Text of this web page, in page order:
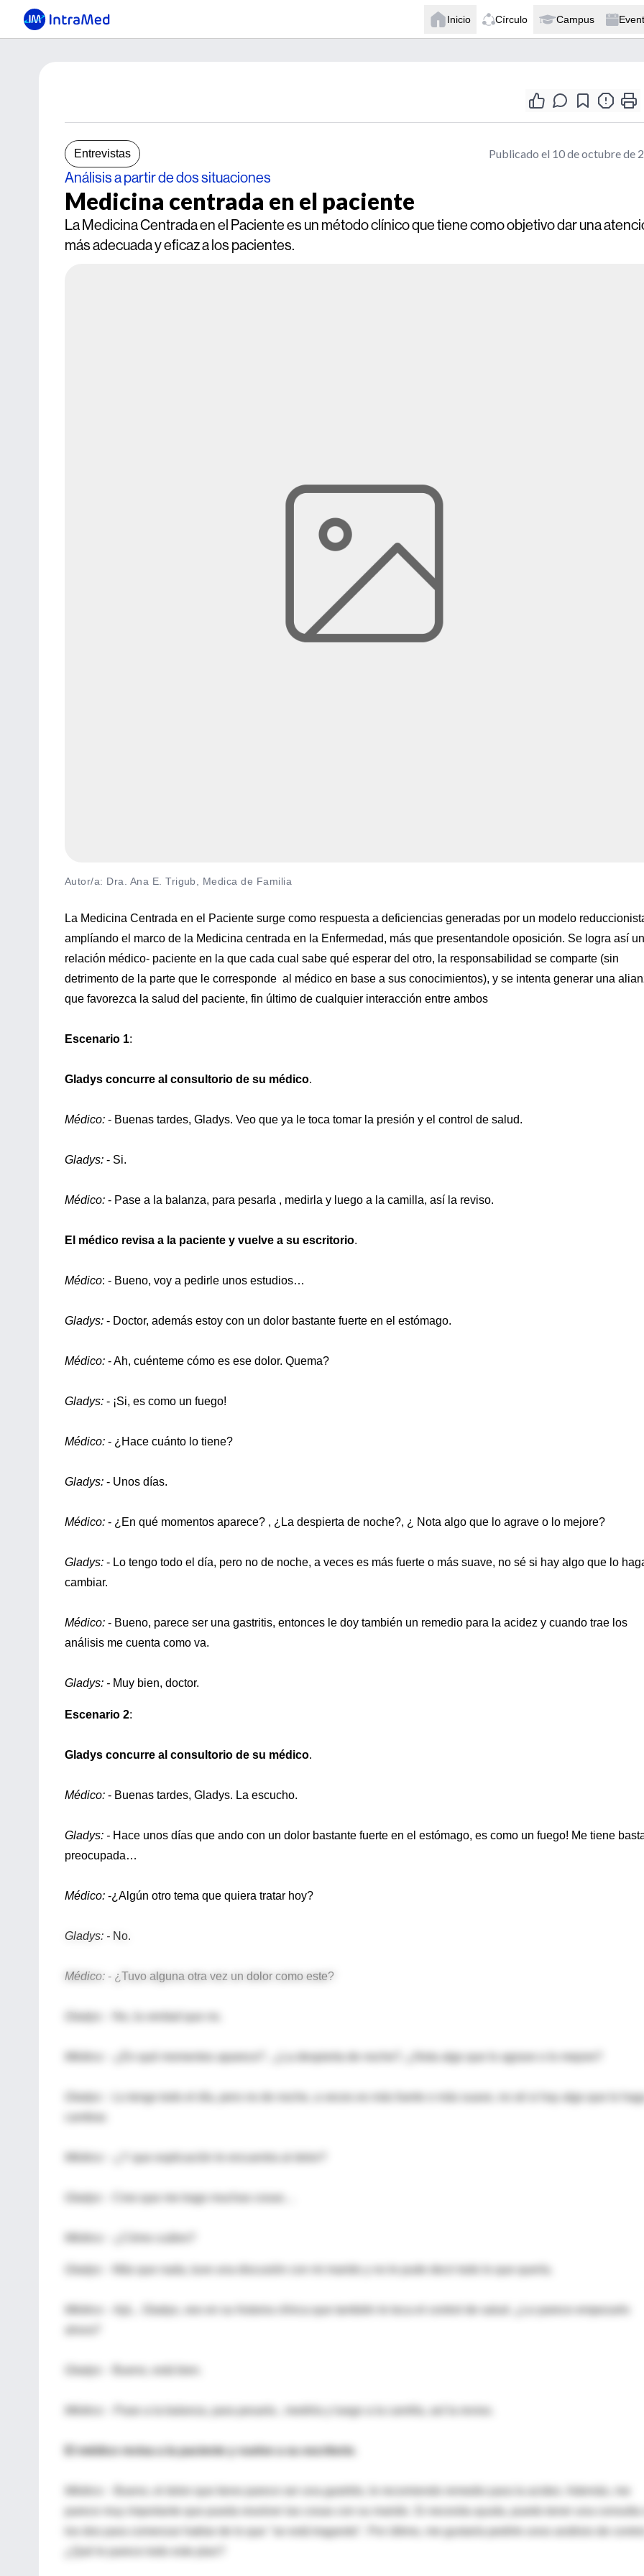
Inicio Círculo Campus
Entrevistas Publicado el 10 de octubre de
Análisis a partir de dos situaciones
Medicina centrada en el paciente
La Medicina Centrada en el Paciente es un método clínico que tiene como objetivo dar una
más adecuada y eficaz a los pacientes.
Autor/a: Dra. Ana E. Trigub, Medica de Familia
La Medicina Centrada en el Paciente surge como respuesta a deficiencias generadas por un modelo
amplíando el marco de la Medicina centrada en la Enfermedad, más que presentandole oposición. Se logra así
relación médico- paciente en la que cada cual sabe qué esperar del otro, la responsabilidad se comparte (sin
detrimento de la parte que le corresponde al médico en base a sus conocimientos), y se intenta generar una
que favorezca la salud del paciente, fin último de cualquier interacción entre ambos
Escenario 1:
Gladys concurre al consultorio de su médico.
Médico: - Buenas tardes, Gladys. Veo que ya le toca tomar la presión y el control de salud.
Gladys: - Si.
Médico: - Pase a la balanza, para pesarla , medirla y luego a la camilla, así la reviso.
El médico revisa a la paciente y vuelve a su escritorio.
Médico: - Bueno, voy a pedirle unos estudios…
Gladys: - Doctor, además estoy con un dolor bastante fuerte en el estómago.
Médico: - Ah, cuénteme cómo es ese dolor. Quema?
Gladys: - ¡Si, es como un fuego!
Médico: - ¿Hace cuánto lo tiene?
Gladys: - Unos días.
Médico: - ¿En qué momentos aparece? , ¿La despierta de noche?, ¿ Nota algo que lo agrave o lo mejore?
Gladys: - Lo tengo todo el día, pero no de noche, a veces es más fuerte o más suave, no sé si hay algo que lo
cambiar.
Médico: - Bueno, parece ser una gastritis, entonces le doy también un remedio para la acidez y cuando trae los
análisis me cuenta como va.
Gladys: - Muy bien, doctor.
Escenario 2:
Gladys concurre al consultorio de su médico.
Médico: - Buenas tardes, Gladys. La escucho.
Gladys: - Hace unos días que ando con un dolor bastante fuerte en el estómago, es como un fuego! Me tiene
preocupada…
Médico: -¿Algún otro tema que quiera tratar hoy?
Gladys: - No.
Médico: - ¿Tuvo alguna otra vez un dolor como este?
¿En qué momentos aparece? , ¿La despierta de noche?, ¿Nota algo que lo agrave o lo mejore?
- Lo tengo todo el día, pero no de noche, a veces es más fuerte o más suave, no sé si hay algo que lo
- Creo que me trago muchas cosas…
- Ajá... Gladys, veo en su historia clínica que también le toca el control de salud. ¿Le parece empezarlo
- Pase a la balanza, para pesarla , medirla y luego a la camilla, así la reviso.
El médico revisa a la paciente y vuelve a su escritorio
Bueno, el dolor que tiene parece ser una gastritis, le recomiendo remedio para la acidez. Además, me
parece muy importante que pueda resolver las cosas con su marido. Si necesita ayuda, puedo tener una consulta
los dos para comenzar hablar de lo que "se está tragando". Por último, me gustaría pedirle unos análisis de